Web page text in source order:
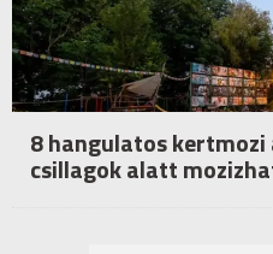
8 hangulatos
csillagok alatt